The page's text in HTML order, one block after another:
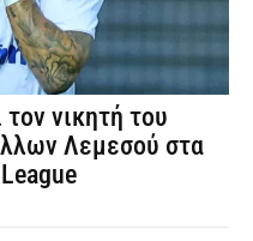
νικητή του
Λεμεσού στα